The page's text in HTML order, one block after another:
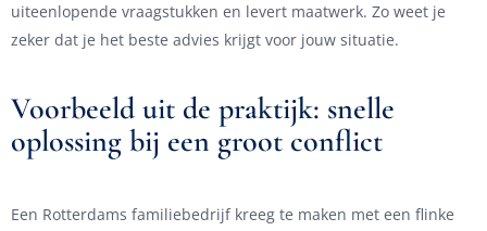
uiteenlopende vraagstukken en levert maatwerk. Zo weet je
zeker dat je het beste advies krijgt voor jouw situatie.
Voorbeeld uit de praktijk: snelle
oplossing bij een groot conflict
Een Rotterdams familiebedrijf kreeg te maken met een flinke